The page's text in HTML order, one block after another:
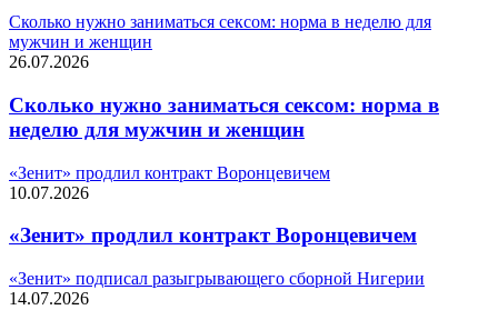
Сколько нужно заниматься сексом: норма в неделю для
мужчин и женщин
26.07.2026
Сколько нужно заниматься сексом: норма в
неделю для мужчин и женщин
«Зенит» продлил контракт Воронцевичем
10.07.2026
«Зенит» продлил контракт Воронцевичем
«Зенит» подписал разыгрывающего сборной Нигерии
14.07.2026